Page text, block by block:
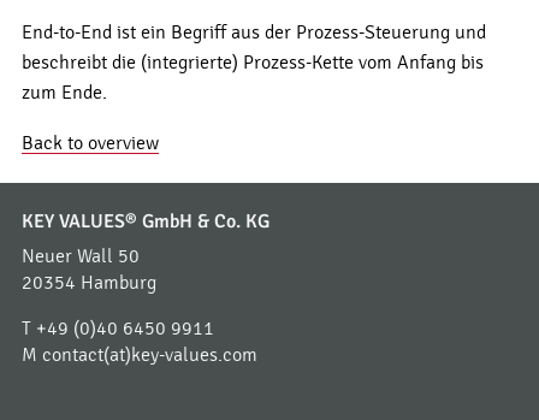
End-to-End ist ein Begriff aus der Prozess-Steuerung und
beschreibt die (integrierte) Prozess-Kette vom Anfang bis
zum Ende.
Back to overview
KEY VALUES® GmbH & Co. KG
Neuer Wall 50
20354 Hamburg
T +49 (0)40 6450 9911
M contact(at)key-values.com